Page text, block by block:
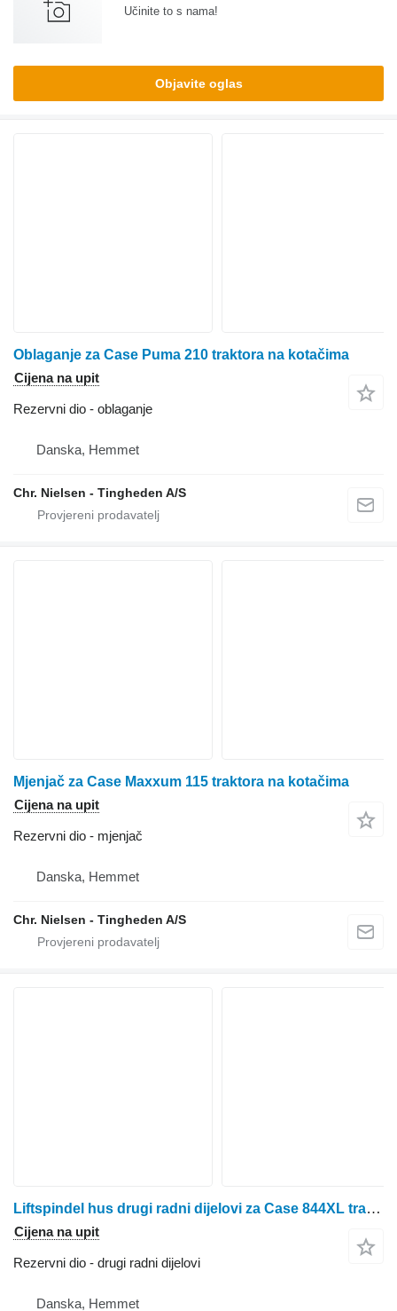
Učinite to s nama!
Objavite oglas
Oblaganje za Case Puma 210 traktora na kotačima
Cijena na upit
Rezervni dio - oblaganje
Danska, Hemmet
Chr. Nielsen - Tingheden A/S
Mjenjač za Case Maxxum 115 traktora na kotačima
Cijena na upit
Rezervni dio - mjenjač
Danska, Hemmet
Chr. Nielsen - Tingheden A/S
Liftspindel hus drugi radni dijelovi za Case 844XL traktora na kotačima
Cijena na upit
Rezervni dio - drugi radni dijelovi
Danska, Hemmet